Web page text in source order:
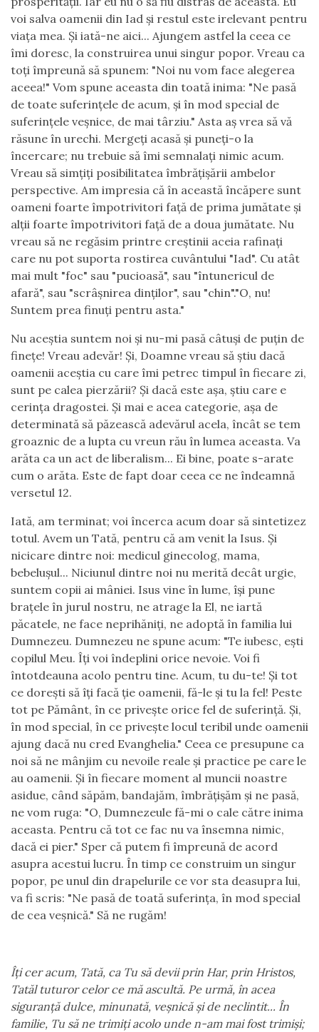
voi salva oamenii din Iad și restul este irelevant pentru
viața mea. Și iată-ne aici... Ajungem astfel la ceea ce
îmi doresc, la construirea unui singur popor. Vreau ca
toți împreună să spunem: "Noi nu vom face alegerea
aceea!" Vom spune aceasta din toată inima: "Ne pasă
de toate suferințele de acum, și în mod special de
suferințele veșnice, de mai târziu." Asta aș vrea să vă
răsune în urechi. Mergeți acasă și puneți-o la
încercare; nu trebuie să îmi semnalați nimic acum.
Vreau să simțiți posibilitatea îmbrățișării ambelor
perspective. Am impresia că în această încăpere sunt
oameni foarte împotrivitori față de prima jumătate și
alții foarte împotrivitori față de a doua jumătate. Nu
vreau să ne regăsim printre creștinii aceia rafinați
care nu pot suporta rostirea cuvântului "Iad". Cu atât
mai mult "foc" sau "pucioasă", sau "întunericul de
afară", sau "scrâșnirea dinților", sau "chin"."O, nu!
Suntem prea finuți pentru asta."
Nu aceștia suntem noi și nu-mi pasă câtuși de puțin de
finețe! Vreau adevăr! Și, Doamne vreau să știu dacă
oamenii aceștia cu care îmi petrec timpul în fiecare zi,
sunt pe calea pierzării? Și dacă este așa, știu care e
cerința dragostei. Și mai e acea categorie, așa de
determinată să păzească adevărul acela, încât se tem
groaznic de a lupta cu vreun rău în lumea aceasta. Va
arăta ca un act de liberalism... Ei bine, poate s-arate
cum o arăta. Este de fapt doar ceea ce ne îndeamnă
versetul 12.
Iată, am terminat; voi încerca acum doar să sintetizez
totul. Avem un Tată, pentru că am venit la Isus. Și
nicicare dintre noi: medicul ginecolog, mama,
bebelușul... Niciunul dintre noi nu merită decât urgie,
suntem copii ai mâniei. Isus vine în lume, își pune
brațele în jurul nostru, ne atrage la El, ne iartă
păcatele, ne face neprihăniți, ne adoptă în familia lui
Dumnezeu. Dumnezeu ne spune acum: "Te iubesc, ești
copilul Meu. Îți voi îndeplini orice nevoie. Voi fi
întotdeauna acolo pentru tine. Acum, tu du-te! Și tot
ce dorești să îți facă ție oamenii, fă-le și tu la fel! Peste
tot pe Pământ, în ce privește orice fel de suferință. Și,
în mod special, în ce privește locul teribil unde oamenii
ajung dacă nu cred Evanghelia." Ceea ce presupune ca
noi să ne mânjim cu nevoile reale și practice pe care le
au oamenii. Și în fiecare moment al muncii noastre
asidue, când săpăm, bandajăm, îmbrățișăm și ne pasă,
ne vom ruga: "O, Dumnezeule fă-mi o cale către inima
aceasta. Pentru că tot ce fac nu va însemna nimic,
dacă ei pier." Sper că putem fi împreună de acord
asupra acestui lucru. În timp ce construim un singur
popor, pe unul din drapelurile ce vor sta deasupra lui,
va fi scris: "Ne pasă de toată suferința, în mod special
de cea veșnică." Să ne rugăm!
Îți cer acum, Tată, ca Tu să devii prin Har, prin Hristos,
Tatăl tuturor celor ce mă ascultă. Pe urmă, în acea
siguranță dulce, minunată, veșnică și de neclintit... În
familie, Tu să ne trimiți acolo unde n-am mai fost trimiși;